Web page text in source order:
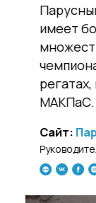
Марко
горные